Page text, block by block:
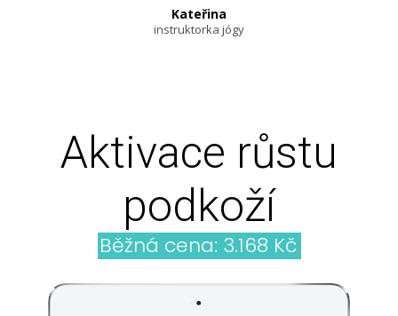
Kateřina
instruktorka jógy
Aktivace růstu
podkoží
Běžná cena: 3.168 Kč